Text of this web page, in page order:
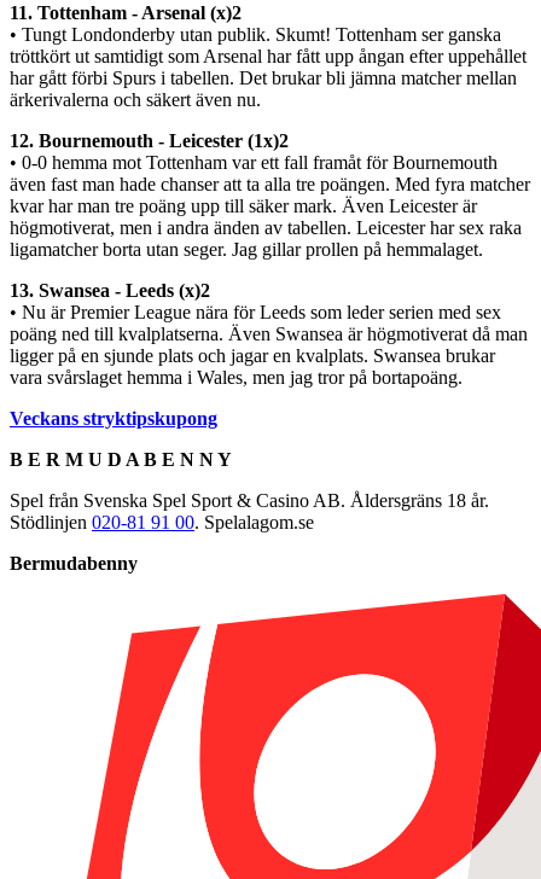
11. Tottenham - Arsenal (x)2
• Tungt Londonderby utan publik. Skumt! Tottenham ser ganska
tröttkört ut samtidigt som Arsenal har fått upp ångan efter uppehållet
har gått förbi Spurs i tabellen. Det brukar bli jämna matcher mellan
ärkerivalerna och säkert även nu.
12. Bournemouth - Leicester (1x)2
• 0-0 hemma mot Tottenham var ett fall framåt för Bournemouth
även fast man hade chanser att ta alla tre poängen. Med fyra matcher
kvar har man tre poäng upp till säker mark. Även Leicester är
högmotiverat, men i andra änden av tabellen. Leicester har sex raka
ligamatcher borta utan seger. Jag gillar prollen på hemmalaget.
13. Swansea - Leeds (x)2
• Nu är Premier League nära för Leeds som leder serien med sex
poäng ned till kvalplatserna. Även Swansea är högmotiverat då man
ligger på en sjunde plats och jagar en kvalplats. Swansea brukar
vara svårslaget hemma i Wales, men jag tror på bortapoäng.
Veckans stryktipskupong
B E R M U D A B E N N Y
Spel från Svenska Spel Sport & Casino AB. Åldersgräns 18 år.
Stödlinjen 020-81 91 00. Spelalagom.se
Bermudabenny